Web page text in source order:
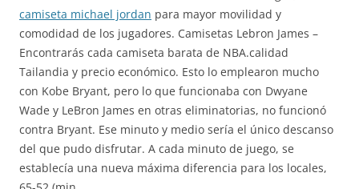
camiseta michael jordan para mayor movilidad y
comodidad de los jugadores. Camisetas Lebron James –
Encontrarás cada camiseta barata de NBA.calidad
Tailandia y precio económico. Esto lo emplearon mucho
con Kobe Bryant, pero lo que funcionaba con Dwyane
Wade y LeBron James en otras eliminatorias, no funcionó
contra Bryant. Ese minuto y medio sería el único descanso
del que pudo disfrutar. A cada minuto de juego, se
establecía una nueva máxima diferencia para los locales,